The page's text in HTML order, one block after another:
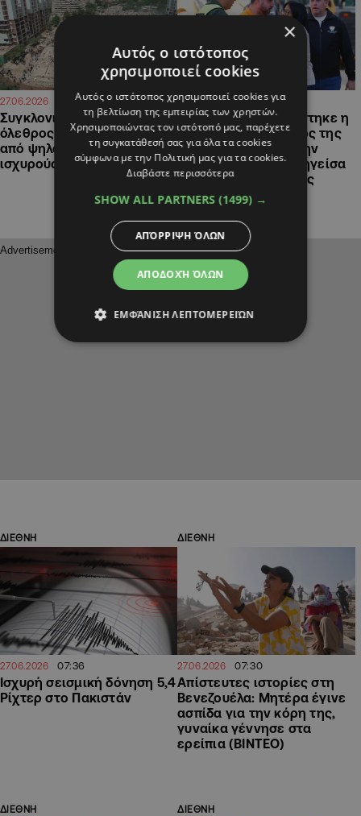
27.06.2026 10:30
Συγκλονιστικά βίντεο: Ο
όλεθρος στη Βενεζουέλα
από ψηλά μετά τους
ισχυρούς σεισμούς
27.06.2026 08:16
ΒΙΝΤΕΟ: Αποδοκιμάστηκε η
προσωρινή πρόεδρος της
Βενεζουέλας κατά την
επίσκεψή της σε πληγείσα
περιοχή του Καράκας
ΔΙΕΘΝΗ
27.06.2026 07:36
Ισχυρή σεισμική δόνηση 5,4
Ρίχτερ στο Πακιστάν
ΔΙΕΘΝΗ
27.06.2026 07:30
Απίστευτες ιστορίες στη
Βενεζουέλα: Μητέρα έγινε
ασπίδα για την κόρη της,
γυναίκα γέννησε στα
ερείπια (ΒΙΝΤΕΟ)
ΔΙΕΘΝΗ ΔΙΕΘΝΗ
×
Αυτός ο ιστότοπος
χρησιμοποιεί cookies
Αυτός ο ιστότοπος χρησιμοποιεί cookies για
τη βελτίωση της εμπειρίας των χρηστών.
Χρησιμοποιώντας τον ιστότοπό μας, παρέχετε
τη συγκατάθεσή σας για όλα τα cookies
σύμφωνα με την Πολιτική μας για τα cookies.
Διαβάστε περισσότερα
SHOW ALL PARTNERS (1499) →
ΑΠΟΔΟΧΉ ΌΛΩΝ
ΑΠΌΡΡΙΨΗ ΌΛΩΝ
ΕΜΦΆΝΙΣΗ ΛΕΠΤΟΜΕΡΕΙΏΝ